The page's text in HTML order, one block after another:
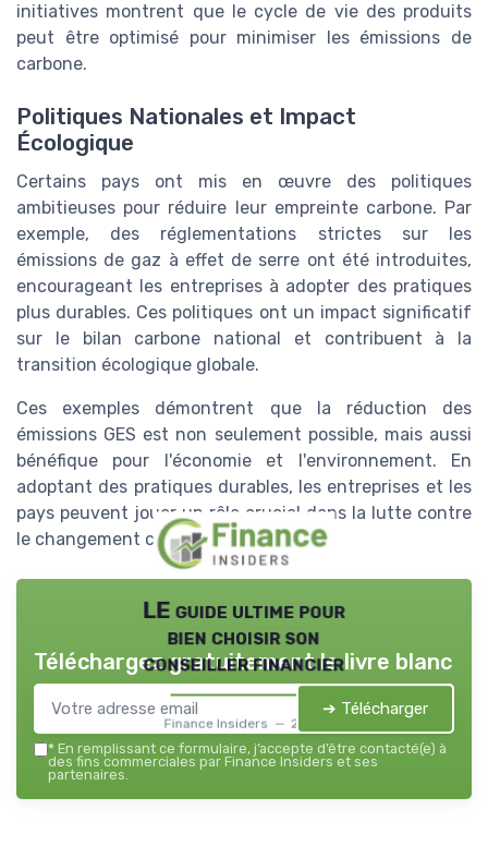
initiatives montrent que le cycle de vie des produits
peut être optimisé pour minimiser les émissions de
carbone.
Politiques Nationales et Impact
Écologique
Certains pays ont mis en œuvre des politiques
ambitieuses pour réduire leur empreinte carbone. Par
exemple, des réglementations strictes sur les
émissions de gaz à effet de serre ont été introduites,
encourageant les entreprises à adopter des pratiques
plus durables. Ces politiques ont un impact significatif
sur le bilan carbone national et contribuent à la
transition écologique globale.
Ces exemples démontrent que la réduction des
émissions GES est non seulement possible, mais aussi
bénéfique pour l'économie et l'environnement. En
adoptant des pratiques durables, les entreprises et les
pays peuvent jouer un rôle crucial dans la lutte contre
le changement climatique.
LE guide ultime pour
bien choisir son
conseiller financier
Finance Insiders — 2026
Téléchargez gratuitement le livre blanc
➔ Télécharger
* En remplissant ce formulaire, j’accepte d’être contacté(e) à
des fins commerciales par Finance Insiders et ses
partenaires.